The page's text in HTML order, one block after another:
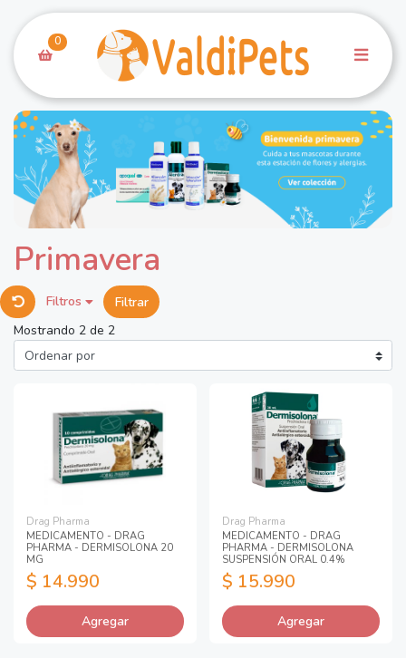
0
Primavera
Filtros
Filtrar
Mostrando 2 de 2
Drag Pharma
MEDICAMENTO - DRAG
PHARMA - DERMISOLONA 20
MG
$ 14.990
Agregar
Drag Pharma
MEDICAMENTO - DRAG
PHARMA - DERMISOLONA
SUSPENSIÓN ORAL 0.4%
$ 15.990
Agregar